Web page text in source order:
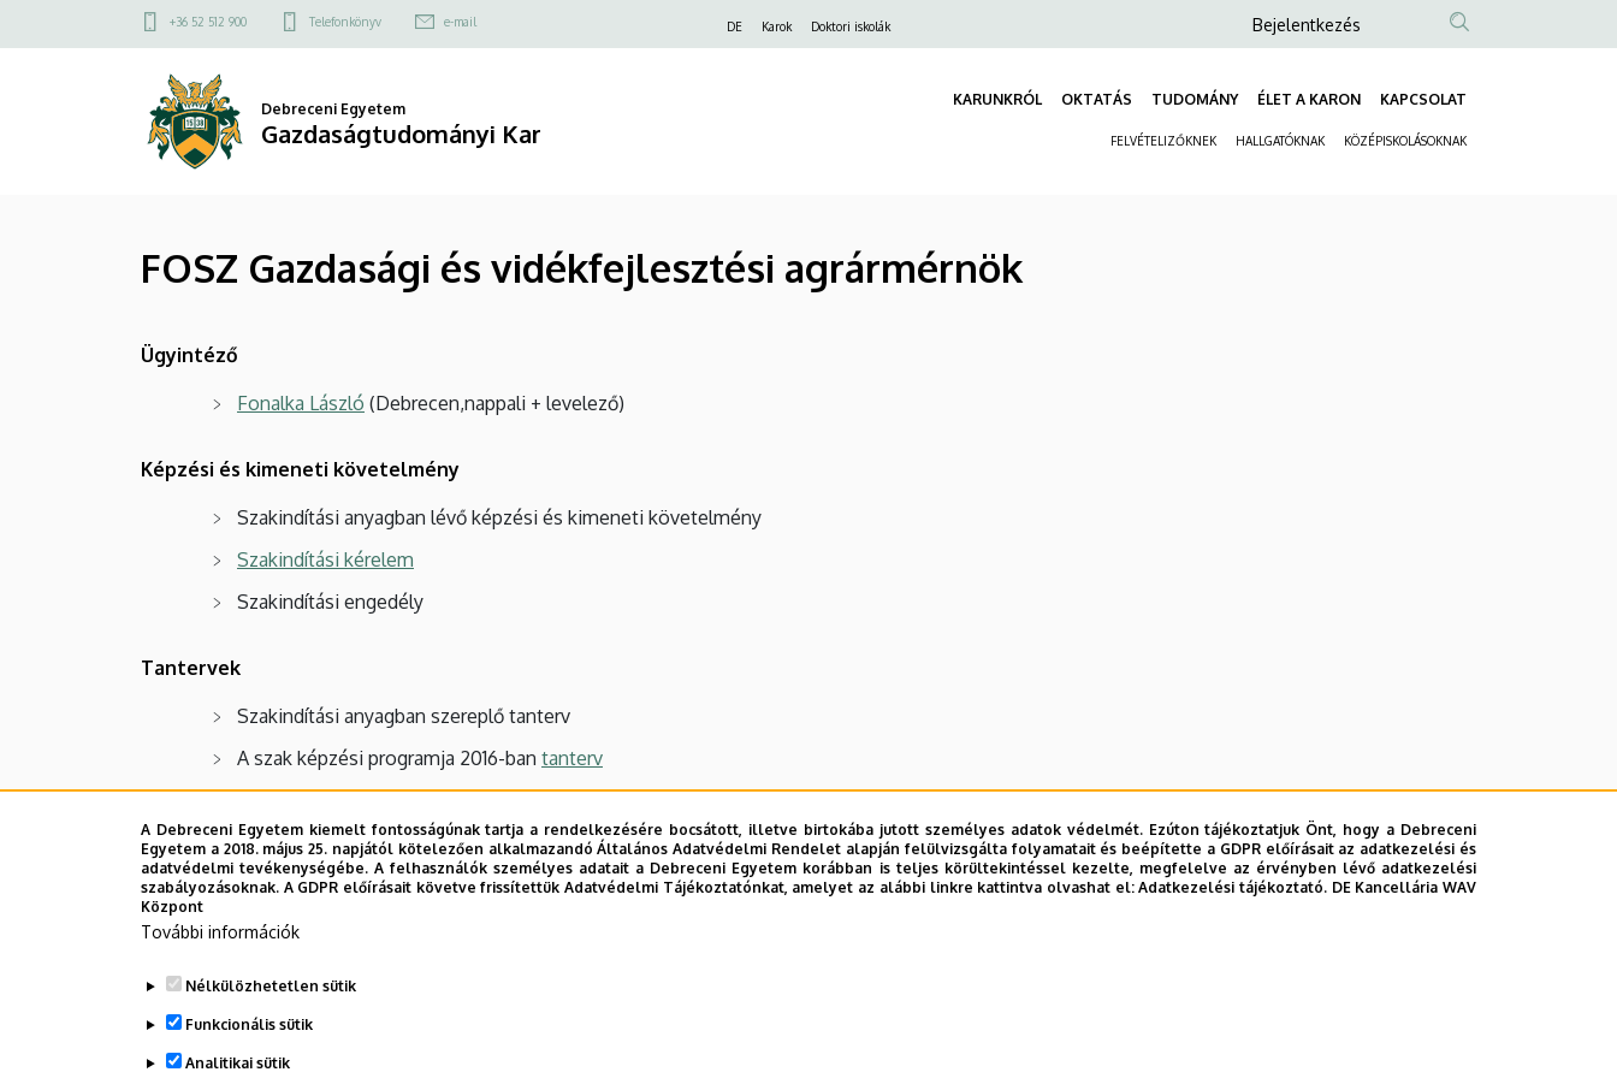
Gazdasági
vidékfejlesztési
a
Felső
menü
+36 52 512 900 Telefonkönyv e-mail DE Karok Doktori iskolák
Anonim
fiók
menüje
Bejelentkezés
Debreceni Egyetem
Gazdaságtudományi Kar
KARUNKRÓL OKTATÁS TUDOMÁNY ÉLET A KARON KAPCSOLAT
FELVÉTELIZŐKNEK HALLGATÓKNAK KÖZÉPISKOLÁSOKNAK
FOSZ Gazdasági és vidékfejlesztési agrármérnök
Ügyintéző
Fonalka László (Debrecen,nappali + levelező)
Képzési és kimeneti követelmény
Szakindítási anyagban lévő képzési és kimeneti követelmény
Szakindítási kérelem
Szakindítási engedély
Tantervek
Szakindítási anyagban szereplő tanterv
A szak képzési programja 2016-ban tanterv
Archívum
Hasznos linkek a szakkal kapcsolatban
Legutóbbi frissítés: 2022. 09. 15. 10:52
A Debreceni Egyetem kiemelt fontosságúnak tartja a rendelkezésére bocsátott, illetve birtokába jutott személyes adatok védelmét. Ezúton tájékoztatjuk Önt, hogy a Debreceni
Egyetem a 2018. május 25. napjától kötelezően alkalmazandó Általános Adatvédelmi Rendelet alapján felülvizsgálta folyamatait és beépítette a GDPR előírásait az adatkezelési és
adatvédelmi tevékenységébe. A felhasználók személyes adatait a Debreceni Egyetem korábban is teljes körültekintéssel kezelte, megfelelve az érvényben lévő adatkezelési
szabályozásoknak. A GDPR előírásait követve frissítettük Adatvédelmi Tájékoztatónkat, amelyet az alábbi linkre kattintva olvashat el:Adatkezelési tájékoztató. DE Kancellária WAV
Központ
További információk
Nélkülözhetetlen sütik
Funkcionális sütik
Analitikai sütik